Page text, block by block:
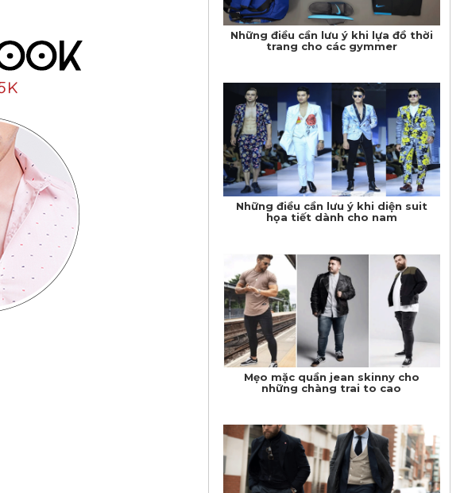
Những điều cần lưu ý khi lựa đồ thời
trang cho các gymmer
Những điều cần lưu ý khi diện suit
họa tiết dành cho nam
Mẹo mặc quần jean skinny cho
những chàng trai to cao